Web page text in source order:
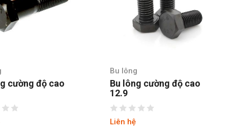
lông
lông cường độ cao
hệ
Bu lông
Bu lông cường độ cao
Liên hệ